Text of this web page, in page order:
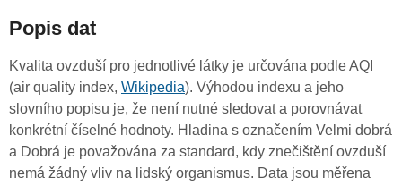
Popis dat
Kvalita ovzduší pro jednotlivé látky je určována podle AQI
(air quality index, Wikipedia). Výhodou indexu a jeho
slovního popisu je, že není nutné sledovat a porovnávat
konkrétní číselné hodnoty. Hladina s označením Velmi dobrá
a Dobrá je považována za standard, kdy znečištění ovzduší
nemá žádný vliv na lidský organismus. Data jsou měřena